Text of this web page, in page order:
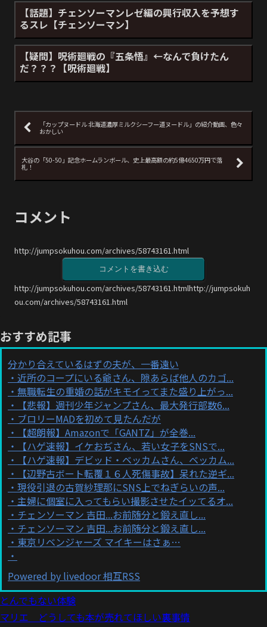
【話題】チェンソーマンレゼ編の興行収入を予想す
るスレ【チェンソーマン】
【疑問】呪術廻戦の『五条悟』←なんで負けたん
だ？？？【呪術廻戦】
「カップヌードル 北海道濃厚ミルクシーフー道ヌードル」の紹介動画、色々
おかしい
大谷の「50-50」記念ホームランボール、史上最高額の約5億4650万円で落
札！
コメント
http://jumpsokuhou.com/archives/58743161.html
コメントを書き込む
http://jumpsokuhou.com/archives/58743161.htmlhttp://jumpsokuh
ou.com/archives/58743161.html
おすすめ記事
分かり合えているはずの夫が、一番遠い
近所のコープにいる爺さん、隙あらば他人のカゴ...
無職転生の重婚の話がキモイってまた盛り上がっ...
【悲報】週刊少年ジャンプさん、最大発行部数6...
ブロリーMADを初めて見たんだが
【超朗報】Amazonで「GANTZ」が全巻...
【ハゲ速報】イケおぢさん、若い女子をSNSで...
【ハゲ速報】デビッド・ベッカムさん、ベッカム...
【辺野古ボート転覆１６人死傷事故】呆れた逆ギ...
現役引退の古賀紗理那にSNS上でねぎらいの声...
主婦に個室に入ってもらい撮影させたイッてるオ...
チェンソーマン 吉田...お前随分と鍛え直し...
チェンソーマン 吉田...お前随分と鍛え直し...
東京リベンジャーズ マイキーはさぁ…
Powered by livedoor 相互RSS
とんでもない体験
マリエ どうしても本が売れてほしい裏事情